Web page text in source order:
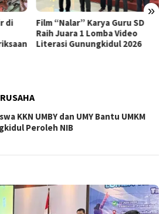
»
di
Film “Nalar” Karya Guru SD
Raih Juara 1 Lomba Video
Literasi Gunungkidul 2026
KKN UMBY dan UMY Bantu UMKM
Peroleh NIB